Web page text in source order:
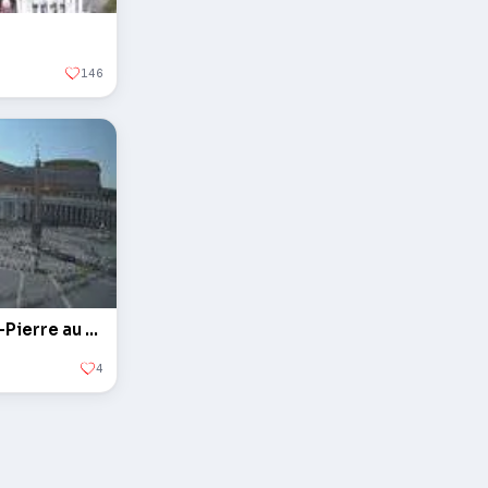
146
L'obélisque sur la Place Saint-Pierre au Vatican
4